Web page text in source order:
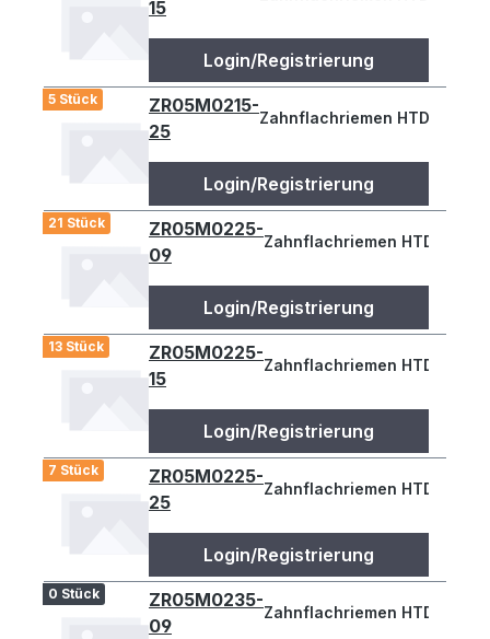
15
Login/Registrierung
5 Stück
ZR05M0215-
25
Zahnflachriemen HTD 215-
Login/Registrierung
21 Stück
ZR05M0225-
09
Zahnflachriemen HTD 225-
Login/Registrierung
13 Stück
ZR05M0225-
15
Zahnflachriemen HTD 225-
Login/Registrierung
7 Stück
ZR05M0225-
25
Zahnflachriemen HTD 225-
Login/Registrierung
0 Stück
ZR05M0235-
09
Zahnflachriemen HTD 235-